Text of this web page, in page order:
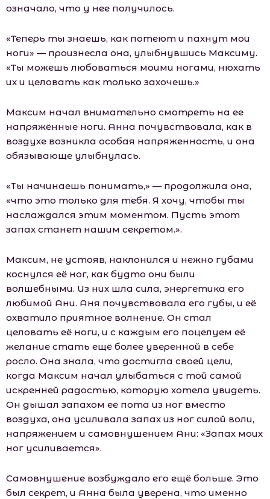
означало, что у нее получилось.
«Теперь ты знаешь, как потеют и пахнут мои
ноги» — произнесла она, улыбнувшись Максиму.
«Ты можешь любоваться моими ногами, нюхать
их и целовать как только захочешь.»
Максим начал внимательно смотреть на ее
напряжённые ноги. Анна почувствовала, как в
воздухе возникла особая напряженность, и она
обязывающе улыбнулась.
«Ты начинаешь понимать,» — продолжила она,
«что это только для тебя. Я хочу, чтобы ты
наслаждался этим моментом. Пусть этот
запах станет нашим секретом.».
Максим, не устояв, наклонился и нежно губами
коснулся её ног, как будто они были
волшебными. Из них шла сила, энергетика его
любимой Ани. Аня почувствовала его губы, и её
охватило приятное волнение. Он стал
целовать её ноги, и с каждым его поцелуем её
желание стать ещё более уверенной в себе
росло. Она знала, что достигла своей цели,
когда Максим начал улыбаться с той самой
искренней радостью, которую хотела увидеть.
Он дышал запахом ее пота из ног вместо
воздуха, она усиливала запах из ног силой воли,
напряжением и самовнушением Ани: «Запах моих
ног усиливается».
Самовнушение возбуждало его ещё больше. Это
был секрет, и Анна была уверена, что именно